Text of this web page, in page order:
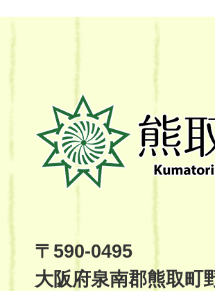
熊
取
町
Kumatori
Site
〒590-0495
大阪府泉南郡熊取町